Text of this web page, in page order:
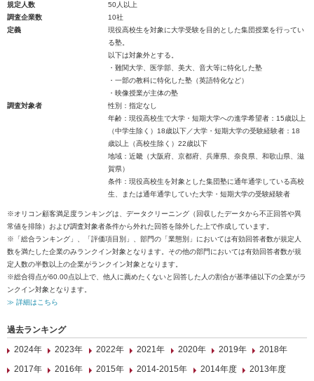
規定人数
50人以上
調査企業数
10社
定義
現役高校生を対象に大学受験を目的とした集団授業を行ってい
る塾。
以下は対象外とする。
・難関大学、医学部、美大、音大等に特化した塾
・一部の教科に特化した塾（英語特化など）
・映像授業が主体の塾
調査対象者
性別：指定なし
年齢：現役高校生で大学・短期大学への進学希望者：15歳以上
（中学生除く）18歳以下／大学・短期大学の受験経験者：18
歳以上（高校生除く）22歳以下
地域：近畿（大阪府、京都府、兵庫県、奈良県、和歌山県、滋
賀県）
条件：現役高校生を対象とした集団塾に通年通学している高校
生、または通年通学していた大学・短期大学の受験経験者
※オリコン顧客満足度ランキングは、データクリーニング（回収したデータから不正回答や異
常値を排除）および調査対象者条件から外れた回答を除外した上で作成しています。
※「総合ランキング」、「評価項目別」、部門の「業態別」においては有効回答者数が規定人
数を満たした企業のみランクイン対象となります。その他の部門においては有効回答者数が規
定人数の半数以上の企業がランクイン対象となります。
※総合得点が60.00点以上で、他人に薦めたくないと回答した人の割合が基準値以下の企業がラ
ンクイン対象となります。
≫ 詳細はこちら
過去ランキング
2024年
2023年 2022年 2021年 2020年 2019年
2018年
2017年
2016年 2015年 2014-2015年 2014年度 2013年度